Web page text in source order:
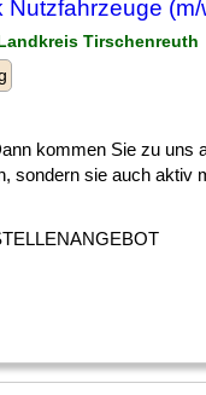
(m/
Tirschenreuth
kommen Sie zu uns
sondern sie auch aktiv